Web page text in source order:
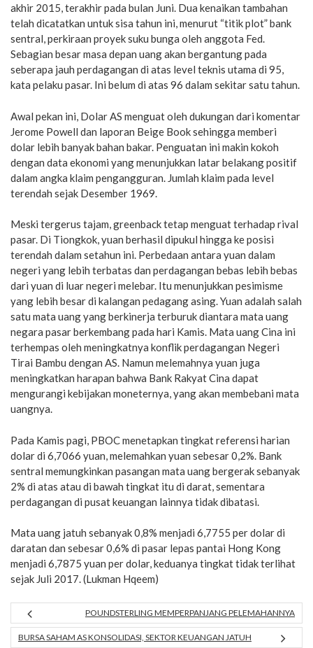
akhir 2015, terakhir pada bulan Juni. Dua kenaikan tambahan
telah dicatatkan untuk sisa tahun ini, menurut “titik plot” bank
sentral, perkiraan proyek suku bunga oleh anggota Fed.
Sebagian besar masa depan uang akan bergantung pada
seberapa jauh perdagangan di atas level teknis utama di 95,
kata pelaku pasar. Ini belum di atas 96 dalam sekitar satu tahun.
Awal pekan ini, Dolar AS menguat oleh dukungan dari komentar
Jerome Powell dan laporan Beige Book sehingga memberi
dolar lebih banyak bahan bakar. Penguatan ini makin kokoh
dengan data ekonomi yang menunjukkan latar belakang positif
dalam angka klaim pengangguran. Jumlah klaim pada level
terendah sejak Desember 1969.
Meski tergerus tajam, greenback tetap menguat terhadap rival
pasar. Di Tiongkok, yuan berhasil dipukul hingga ke posisi
terendah dalam setahun ini. Perbedaan antara yuan dalam
negeri yang lebih terbatas dan perdagangan bebas lebih bebas
dari yuan di luar negeri melebar. Itu menunjukkan pesimisme
yang lebih besar di kalangan pedagang asing. Yuan adalah salah
satu mata uang yang berkinerja terburuk diantara mata uang
negara pasar berkembang pada hari Kamis. Mata uang Cina ini
terhempas oleh meningkatnya konflik perdagangan Negeri
Tirai Bambu dengan AS. Namun melemahnya yuan juga
meningkatkan harapan bahwa Bank Rakyat Cina dapat
mengurangi kebijakan moneternya, yang akan membebani mata
uangnya.
Pada Kamis pagi, PBOC menetapkan tingkat referensi harian
dolar di 6,7066 yuan, melemahkan yuan sebesar 0,2%. Bank
sentral memungkinkan pasangan mata uang bergerak sebanyak
2% di atas atau di bawah tingkat itu di darat, sementara
perdagangan di pusat keuangan lainnya tidak dibatasi.
Mata uang jatuh sebanyak 0,8% menjadi 6,7755 per dolar di
daratan dan sebesar 0,6% di pasar lepas pantai Hong Kong
menjadi 6,7875 yuan per dolar, keduanya tingkat tidak terlihat
sejak Juli 2017. (Lukman Hqeem)
POUNDSTERLING MEMPERPANJANG PELEMAHANNYA
BURSA SAHAM AS KONSOLIDASI, SEKTOR KEUANGAN JATUH